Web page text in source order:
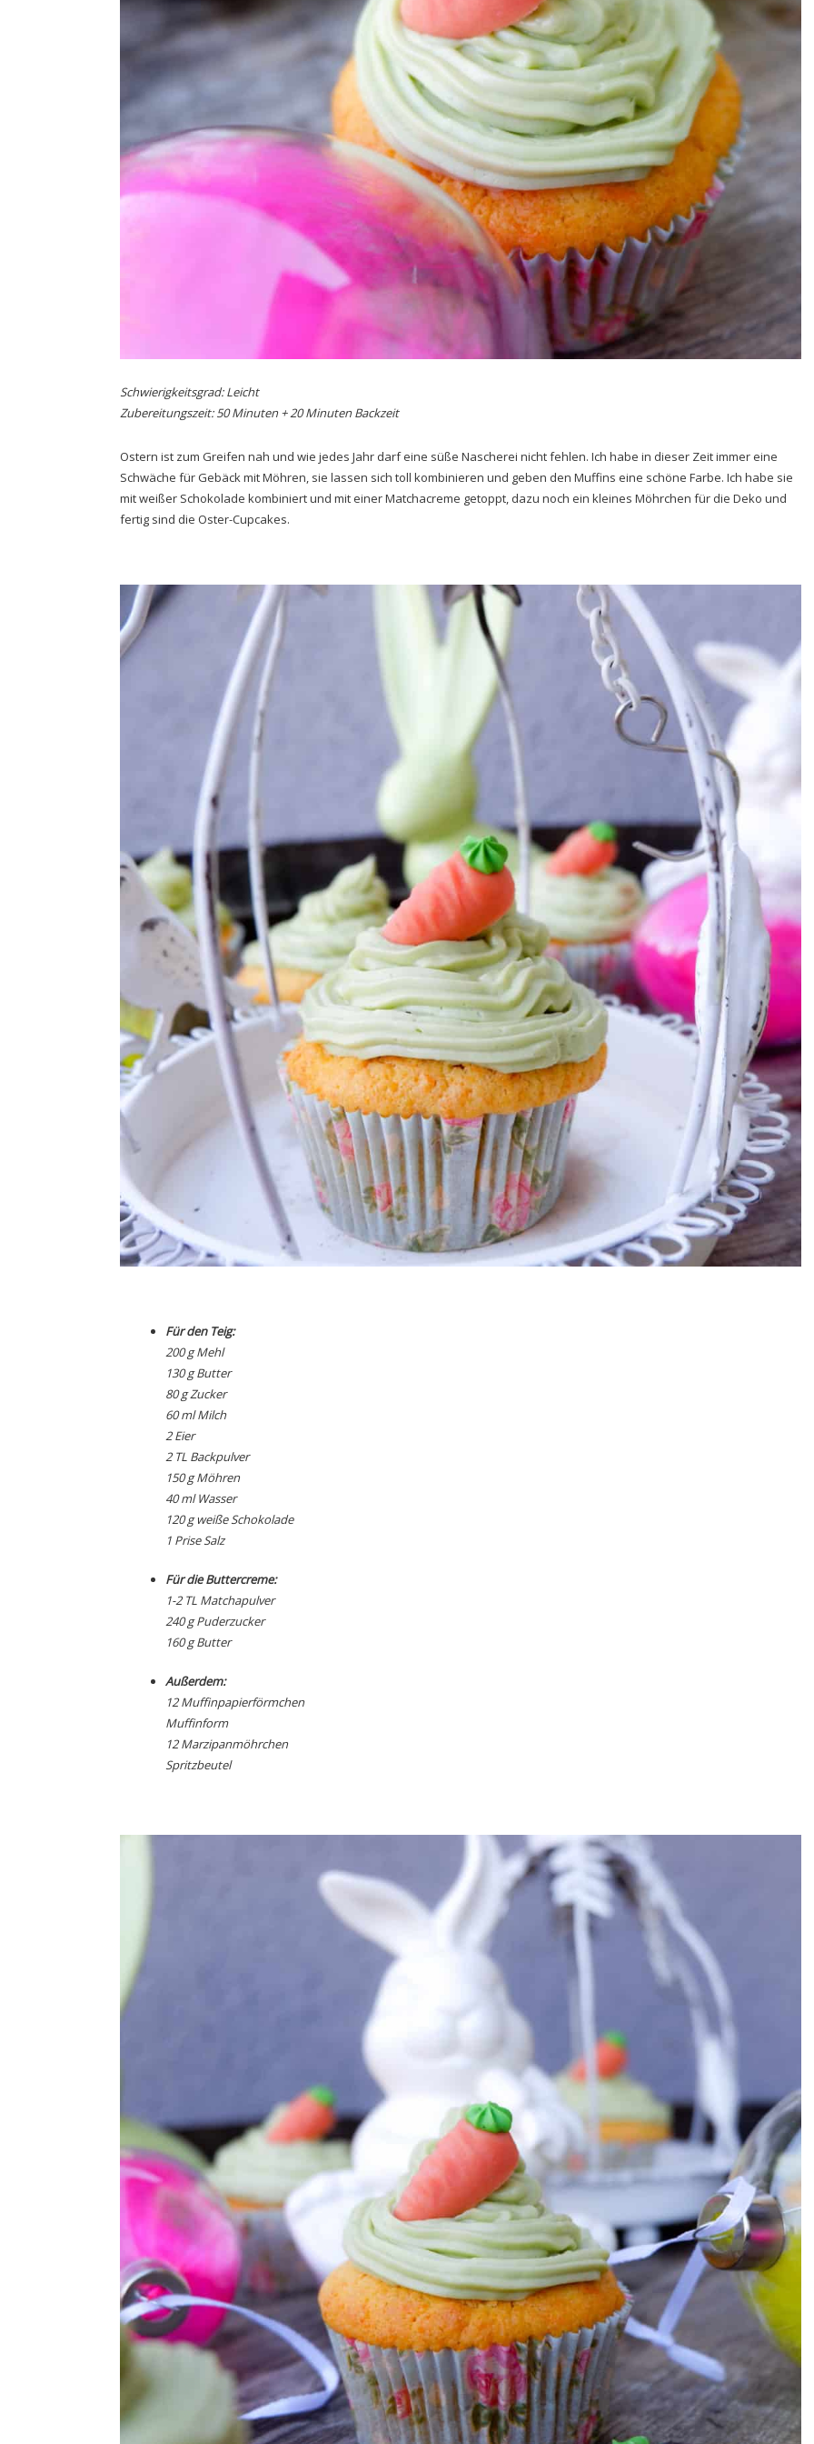
Schwierigkeitsgrad: Leicht
Zubereitungszeit: 50 Minuten + 20 Minuten Backzeit
Ostern ist zum Greifen nah und wie jedes Jahr darf eine süße Nascherei nicht fehlen. Ich habe in dieser Zeit immer eine
Schwäche für Gebäck mit Möhren, sie lassen sich toll kombinieren und geben den Muffins eine schöne Farbe. Ich habe sie
mit weißer Schokolade kombiniert und mit einer Matchacreme getoppt, dazu noch ein kleines Möhrchen für die Deko und
fertig sind die Oster-Cupcakes.
Für den Teig:
200 g Mehl
130 g Butter
80 g Zucker
60 ml Milch
2 Eier
2 TL Backpulver
150 g Möhren
40 ml Wasser
120 g weiße Schokolade
1 Prise Salz
Für die Buttercreme:
1-2 TL Matchapulver
240 g Puderzucker
160 g Butter
Außerdem:
12 Muffinpapierförmchen
Muffinform
12 Marzipanmöhrchen
Spritzbeutel